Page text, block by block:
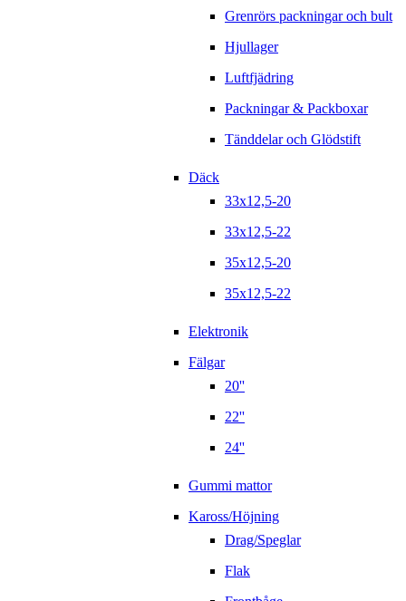
Grenrörs packningar och bult
Hjullager
Luftfjädring
Packningar & Packboxar
Tänddelar och Glödstift
Däck
33x12,5-20
33x12,5-22
35x12,5-20
35x12,5-22
Elektronik
Fälgar
20''
22''
24''
Gummi mattor
Kaross/Höjning
Drag/Speglar
Flak